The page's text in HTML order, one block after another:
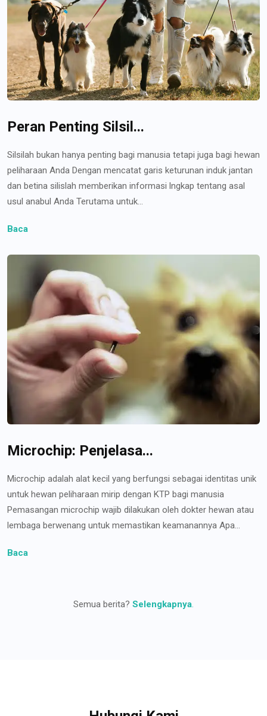
Peran Penting Silsil...
Silsilah bukan hanya penting bagi manusia tetapi juga bagi hewan
peliharaan Anda Dengan mencatat garis keturunan induk jantan
dan betina silislah memberikan informasi lngkap tentang asal
usul anabul Anda Terutama untuk...
Baca
Microchip: Penjelasa...
Microchip adalah alat kecil yang berfungsi sebagai identitas unik
untuk hewan peliharaan mirip dengan KTP bagi manusia
Pemasangan microchip wajib dilakukan oleh dokter hewan atau
lembaga berwenang untuk memastikan keamanannya Apa...
Baca
Semua berita? Selengkapnya.